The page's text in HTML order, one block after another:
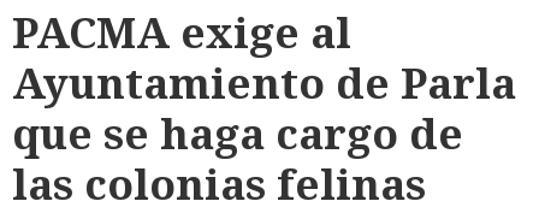
PACMA exige al
Ayuntamiento de Parla
que se haga cargo de
las colonias felinas